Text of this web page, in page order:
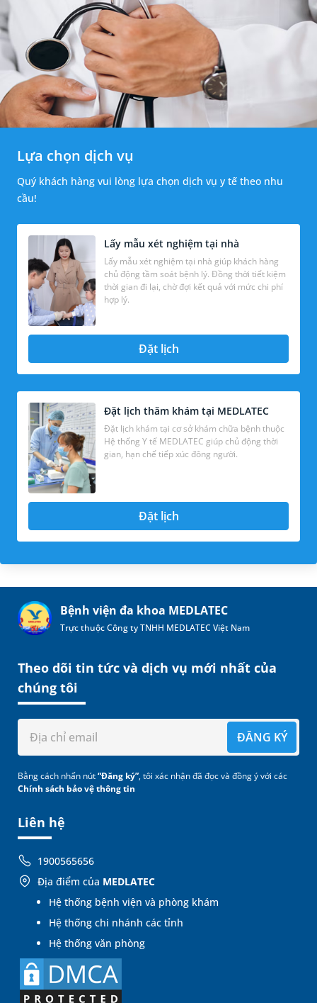
Lựa chọn dịch vụ
Quý khách hàng vui lòng lựa chọn dịch vụ y tế theo nhu
cầu!
Lấy mẫu xét nghiệm tại nhà
Lấy mẫu xét nghiệm tại nhà giúp khách hàng
chủ động tầm soát bệnh lý. Đồng thời tiết kiệm
thời gian đi lại, chờ đợi kết quả với mức chi phí
hợp lý.
Đặt lịch
Đặt lịch thăm khám tại MEDLATEC
Đặt lịch khám tại cơ sở khám chữa bệnh thuộc
Hệ thống Y tế MEDLATEC giúp chủ động thời
gian, hạn chế tiếp xúc đông người.
Đặt lịch
Bệnh viện đa khoa MEDLATEC
Trực thuộc Công ty TNHH MEDLATEC Việt Nam
Liên hệ
1900565656
Địa điểm của MEDLATEC
Hệ thống bệnh viện và phòng khám
Hệ thống chi nhánh các tỉnh
Hệ thống văn phòng
Theo dõi tin tức và dịch vụ mới nhất của
chúng tôi
ĐĂNG KÝ
Bằng cách nhấn nút“Đăng ký”, tôi xác nhận đã đọc và đồng ý với các
Chính sách bảo vệ thông tin